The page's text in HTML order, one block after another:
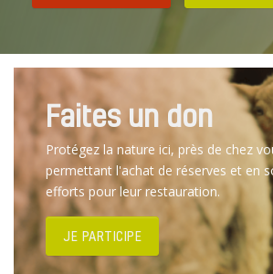
Faites un don
Protégez la nature ici, près de chez
permettant l'achat de réserves et en
efforts pour leur restauration.
JE PARTICIPE